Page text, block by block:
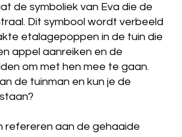
de symboliek van Eva die de
Dit symbool wordt verbeeld
etalagepoppen in de tuin die
appel aanreiken en de
om met hen mee te gaan.
de tuinman en kun je de
refereren aan de gehaaide